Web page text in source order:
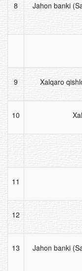
8
Jahon banki
9 Xalqaro
10
11
12
13
Jahon banki